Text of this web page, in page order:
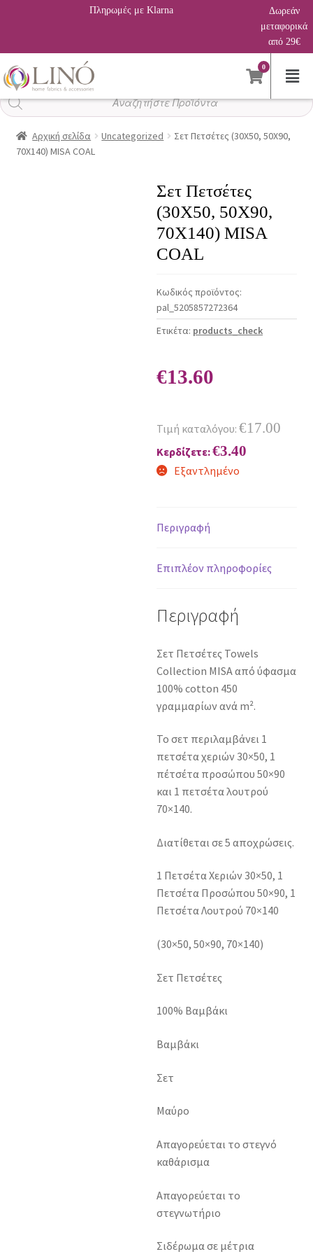
Πληρωμές με Klarna
Δωρεάν
μεταφορικά
από 29€
0
Αναζήτηση
προϊόντων
Αρχική σελίδα Uncategorized
Σετ Πετσέτες (30X50, 50X90,
70X140) MISA COAL
Σετ Πετσέτες
(30X50, 50X90,
70X140) MISA
COAL
Κωδικός προϊόντος:
pal_5205857272364
Ετικέτα: products_check
€13.60
Τιμή καταλόγου: €17.00
Κερδίζετε:€3.40
Εξαντλημένο
Περιγραφή
Επιπλέον πληροφορίες
Περιγραφή
Σετ Πετσέτες Towels
Collection MISA από ύφασμα
100% cotton 450
γραμμαρίων ανά m².
Το σετ περιλαμβάνει 1
πετσέτα χεριών 30×50, 1
πέτσέτα προσώπου 50×90
και 1 πετσέτα λουτρού
70×140.
Διατίθεται σε 5 αποχρώσεις.
1 Πετσέτα Χεριών 30×50, 1
Πετσέτα Προσώπου 50×90, 1
Πετσέτα Λουτρού 70×140
(30×50, 50×90, 70×140)
Σετ Πετσέτες
100% Βαμβάκι
Βαμβάκι
Σετ
Μαύρο
Απαγορεύεται το στεγνό
καθάρισμα
Απαγορεύεται το
στεγνωτήριο
Σιδέρωμα σε μέτρια